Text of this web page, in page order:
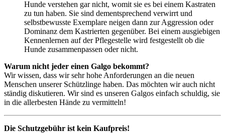
Hunde verstehen gar nicht, womit sie es bei einem Kastraten
zu tun haben. Sie sind dementsprechend verwirrt und
selbstbewusste Exemplare neigen dann zur Aggression oder
Dominanz dem Kastrierten gegenüber. Bei einem ausgiebigen
Kennenlernen auf der Pflegestelle wird festgestellt ob die
Hunde zusammenpassen oder nicht.
Warum nicht jeder einen Galgo bekommt?
Wir wissen, dass wir sehr hohe Anforderungen an die neuen
Menschen unserer Schützlinge haben. Das möchten wir auch nicht
ständig diskutieren. Wir sind es unseren Galgos einfach schuldig, sie
in die allerbesten Hände zu vermitteln!
Die Schutzgebühr ist kein Kaufpreis!